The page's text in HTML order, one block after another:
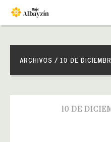
ARCHIVOS / 10 DE
10 DE